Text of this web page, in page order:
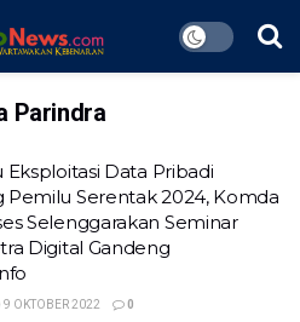
Parindra
Eksploitasi Data Pribadi
Pemilu Serentak 2024, Komda
Selenggarakan Seminar
Digital Gandeng
9 OKTOBER 2022 0